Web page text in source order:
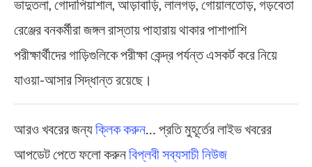
ভাদুতলা, গোদাপিয়াশাল, আড়াবাড়ি, লালগড়, গোয়ালতোড়, গড়বেতা
রেঞ্জের বনকর্মীরা জঙ্গল রাস্তায় পাহারায় থাকার পাশাপাশি
পরীক্ষার্থীদের গাড়িগুলিকে পরীক্ষা কেন্দ্র পর্যন্ত এসকর্ট করে নিয়ে
যাওয়া-আসার সিদ্ধান্ত রয়েছে।
আরও খবরের জন্যক্লিক করুন… প্রতি মুহূর্তের লাইভ খবরের
আপডেট পেতে ফলো করুনবিপ্লবী সব্যসাচী নিউজ